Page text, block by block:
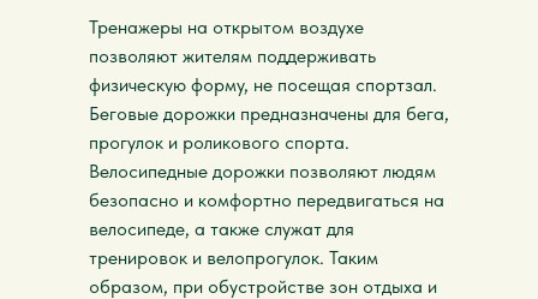
Тренажеры на открытом воздухе
позволяют жителям поддерживать
физическую форму, не посещая спортзал.
Беговые дорожки предназначены для бега,
прогулок и роликового спорта.
Велосипедные дорожки позволяют людям
безопасно и комфортно передвигаться на
велосипеде, а также служат для
тренировок и велопрогулок. Таким
образом, при обустройстве зон отдыха и